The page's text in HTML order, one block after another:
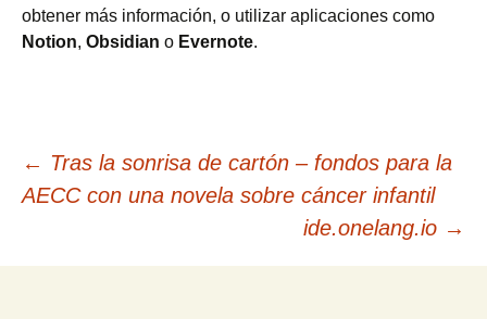
obtener más información, o utilizar aplicaciones como
Notion, Obsidian o Evernote.
Navegación
de
← Tras la sonrisa de cartón – fondos para la
AECC con una novela sobre cáncer infantil
ide.onelang.io →